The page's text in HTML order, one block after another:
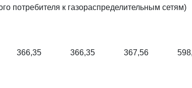
потребителя к газораспределительным сетям)
366,35 366,35 367,56